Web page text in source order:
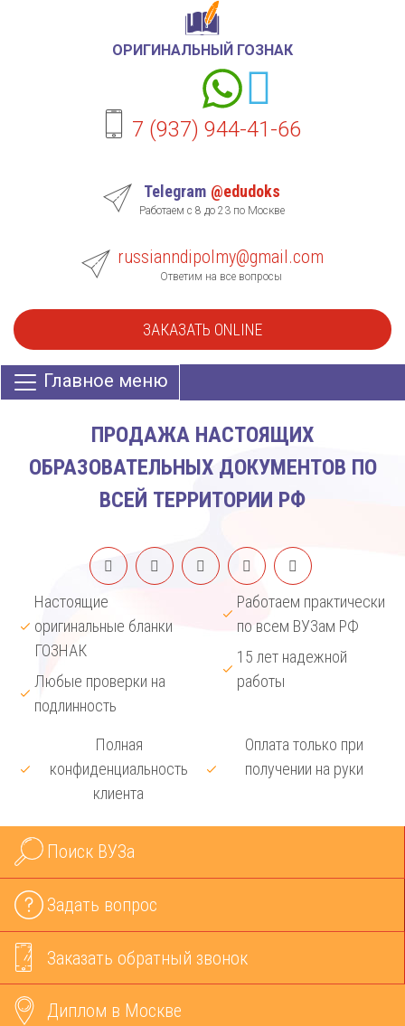
ОРИГИНАЛЬНЫЙ ГОЗНАК
7 (937) 944-41-66
Telegram @edudoks
Работаем с 8 до 23 по Москве
russianndipolmy@gmail.com
Ответим на все вопросы
ЗАКАЗАТЬ ONLINE
Главное меню
ПРОДАЖА НАСТОЯЩИХ
ОБРАЗОВАТЕЛЬНЫХ ДОКУМЕНТОВ ПО
ВСЕЙ ТЕРРИТОРИИ РФ
Настоящие
оригинальные бланки
ГОЗНАК
Любые проверки на
подлинность
Работаем практически
по всем ВУЗам РФ
15 лет надежной
работы
Полная
конфиденциальность
клиента
Оплата только при
получении на руки
Поиск ВУЗа
Задать вопрос
Заказать обратный звонок
Диплом в Москве